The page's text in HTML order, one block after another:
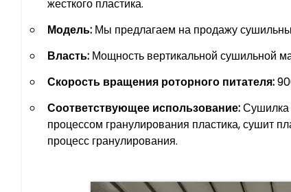
жесткого пластика.
Модель: Мы предлагаем на продажу
Власть: Мощность вертикальной сушильной
Скорость вращения роторного питателя:
Соответствующее использование:Сушилка
процессом гранулирования пластика, сушит
процесс гранулирования.